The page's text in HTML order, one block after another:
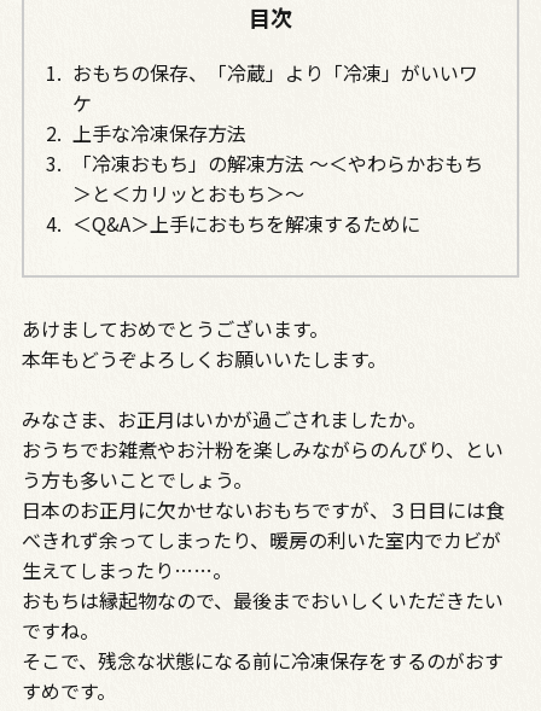
目次
おもちの保存、「冷蔵」より「冷凍」がいいワ
ケ
上手な冷凍保存方法
「冷凍おもち」の解凍方法 ～＜やわらかおもち
＞と＜カリッとおもち＞～
＜Q&A＞上手におもちを解凍するために
あけましておめでとうございます。
本年もどうぞよろしくお願いいたします。
みなさま、お正月はいかが過ごされましたか。
おうちでお雑煮やお汁粉を楽しみながらのんびり、とい
う方も多いことでしょう。
日本のお正月に欠かせないおもちですが、３日目には食
べきれず余ってしまったり、暖房の利いた室内でカビが
生えてしまったり……。
おもちは縁起物なので、最後までおいしくいただきたい
ですね。
そこで、残念な状態になる前に冷凍保存をするのがおす
すめです。